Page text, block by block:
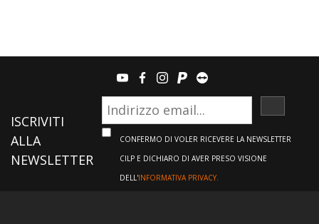
youtubefacebook
instagram
paypalteamviewer
ISCRIVITI
ALLA
NEWSLETTER
CONFERMO DI VOLER RICEVERE LA NEWSLETTER
CILP E DICHIARO DI AVER PRESO VISIONE
DELL'INFORMATIVA PRIVACY.